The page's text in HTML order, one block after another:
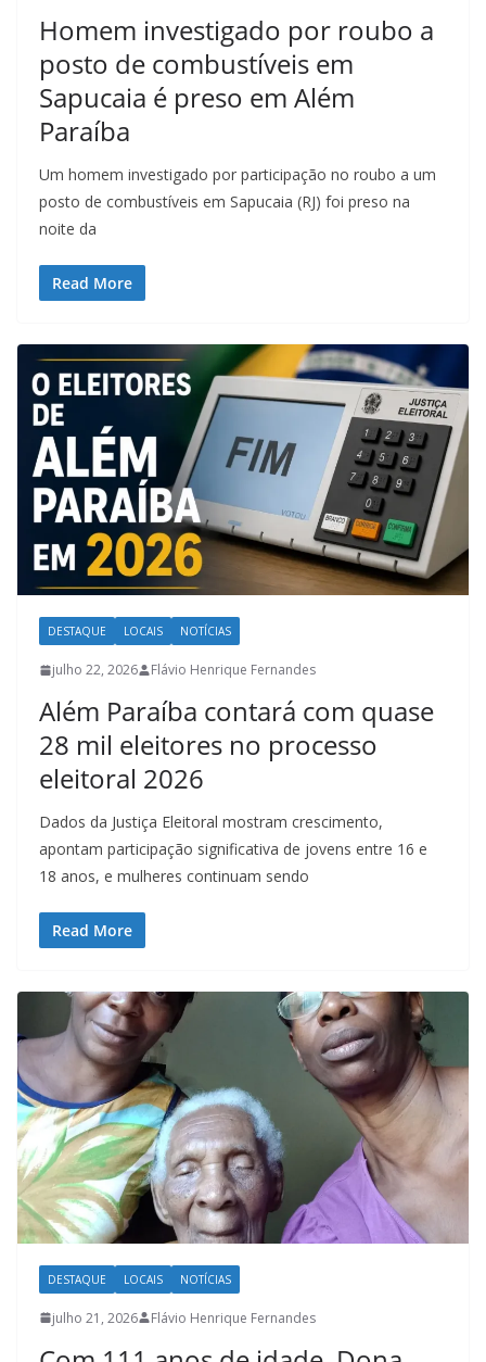
Homem investigado por roubo a
posto de combustíveis em
Sapucaia é preso em Além
Paraíba
Um homem investigado por participação no roubo a um
posto de combustíveis em Sapucaia (RJ) foi preso na
noite da
Read More
DESTAQUE LOCAIS NOTÍCIAS
julho 22, 2026 Flávio Henrique Fernandes
Além Paraíba contará com quase
28 mil eleitores no processo
eleitoral 2026
Dados da Justiça Eleitoral mostram crescimento,
apontam participação significativa de jovens entre 16 e
18 anos, e mulheres continuam sendo
Read More
DESTAQUE LOCAIS NOTÍCIAS
julho 21, 2026 Flávio Henrique Fernandes